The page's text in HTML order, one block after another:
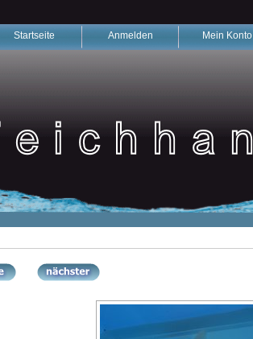
Startseite Anmelden Mein Konto